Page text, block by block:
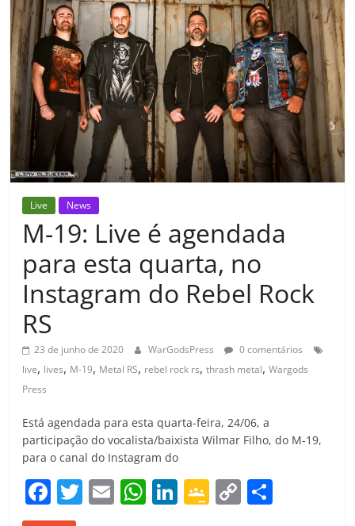
Live News
M-19: Live é agendada
para esta quarta, no
Instagram do Rebel Rock
RS
23 de junho de 2020 WarGodsPress
0 comentários
live, lives, M-19, Metal RS, rebel rock rs,thrash metal,Wargods
Press
Está agendada para esta quarta-feira, 24/06, a
participação do vocalista/baixista Wilmar Filho, do M-19,
para o canal do Instagram do
F
a
T
w
E
m
W
h
Li
n
G
o
C
o